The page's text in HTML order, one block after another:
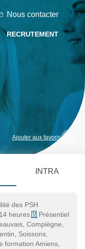
Nous contacter
RECRUTEMENT
Ajouter aux favoris
INTRA
des PSH
heures
Présentiel
Compiègne,
Soissons,
formation Amiens,